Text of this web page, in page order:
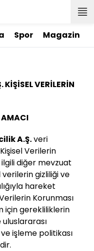
Spor Magazin
VERİLERİN
AMACI
A.Ş.veri
Verilerin
diğer mevzuat
gizliliği ve
hareket
Korunması
için gerekliliklerin
işleme politikası